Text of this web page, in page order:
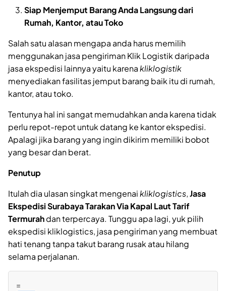
Siap Menjemput Barang Anda Langsung dari
Rumah, Kantor, atau Toko
Salah satu alasan mengapa anda harus memilih
menggunakan jasa pengiriman Klik Logistik daripada
jasa ekspedisi lainnya yaitu karenakliklogistik
menyediakan fasilitas jemput barang baik itu di rumah,
kantor, atau toko.
Tentunya hal ini sangat memudahkan anda karena tidak
perlu repot-repot untuk datang ke kantor ekspedisi.
Apalagi jika barang yang ingin dikirim memiliki bobot
yang besar dan berat.
Penutup
Itulah dia ulasan singkat mengenaikliklogistics,Jasa
Ekspedisi Surabaya Tarakan Via Kapal Laut Tarif
Termurahdan terpercaya. Tunggu apa lagi, yuk pilih
ekspedisi kliklogistics, jasa pengiriman yang membuat
hati tenang tanpa takut barang rusak atau hilang
selama perjalanan.
=